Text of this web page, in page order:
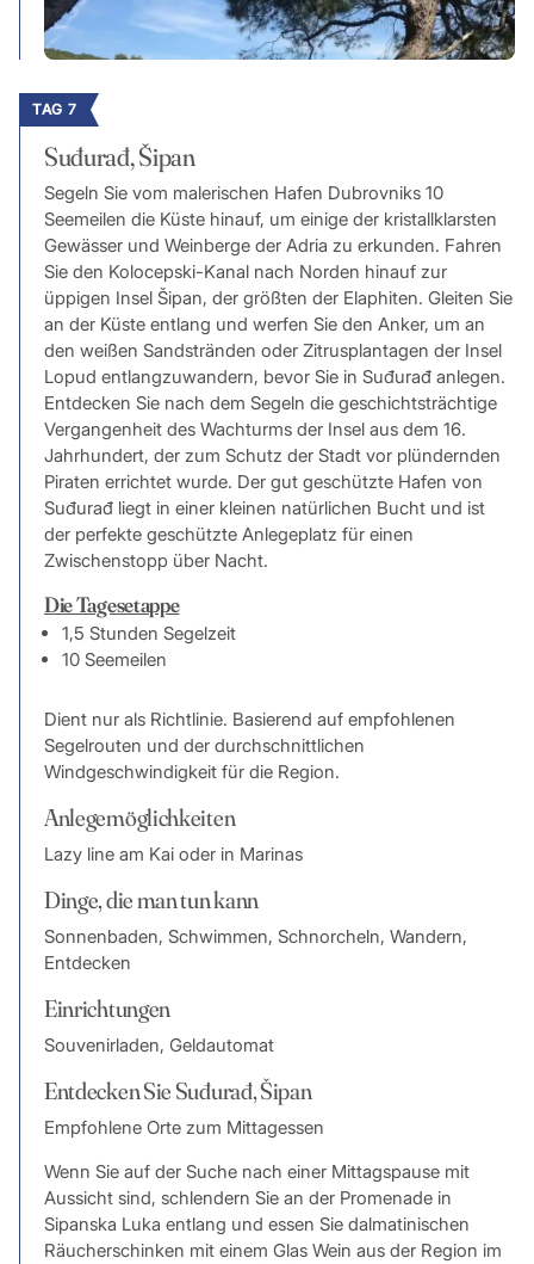
TAG 7
Suđurađ, Šipan
Segeln Sie vom malerischen Hafen Dubrovniks 10
Seemeilen die Küste hinauf, um einige der kristallklarsten
Gewässer und Weinberge der Adria zu erkunden. Fahren
Sie den Kolocepski-Kanal nach Norden hinauf zur
üppigen Insel Šipan, der größten der Elaphiten. Gleiten Sie
an der Küste entlang und werfen Sie den Anker, um an
den weißen Sandstränden oder Zitrusplantagen der Insel
Lopud entlangzuwandern, bevor Sie in Suđurađ anlegen.
Entdecken Sie nach dem Segeln die geschichtsträchtige
Vergangenheit des Wachturms der Insel aus dem 16.
Jahrhundert, der zum Schutz der Stadt vor plündernden
Piraten errichtet wurde. Der gut geschützte Hafen von
Suđurađ liegt in einer kleinen natürlichen Bucht und ist
der perfekte geschützte Anlegeplatz für einen
Zwischenstopp über Nacht.
Die Tagesetappe
1,5 Stunden Segelzeit
10 Seemeilen
Dient nur als Richtlinie. Basierend auf empfohlenen
Segelrouten und der durchschnittlichen
Windgeschwindigkeit für die Region.
Anlegemöglichkeiten
Lazy line am Kai oder in Marinas
Dinge, die man tun kann
Sonnenbaden, Schwimmen, Schnorcheln, Wandern,
Entdecken
Einrichtungen
Souvenirladen, Geldautomat
Entdecken Sie Suđurađ, Šipan
Empfohlene Orte zum Mittagessen
Wenn Sie auf der Suche nach einer Mittagspause mit
Aussicht sind, schlendern Sie an der Promenade in
Sipanska Luka entlang und essen Sie dalmatinischen
Räucherschinken mit einem Glas Wein aus der Region im